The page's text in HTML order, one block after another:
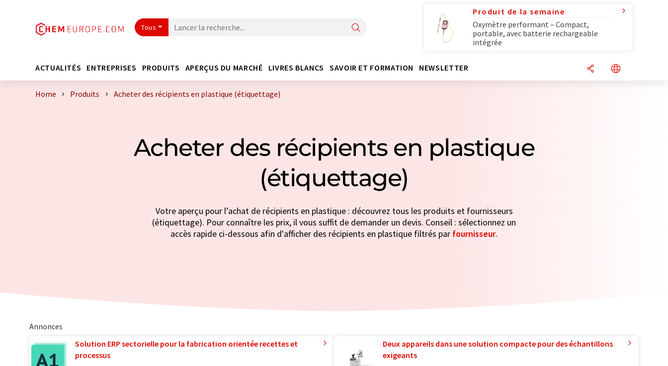
Tous
Produit de la semaine
Oxymètre performant – Compact,
portable, avec batterie rechargeable
intégrée
ACTUALITÉS ENTREPRISES PRODUITS APERÇUS DU MARCHÉ LIVRES BLANCS SAVOIR ET FORMATION NEWSLETTER
Home Produits Acheter des récipients en plastique (étiquettage)
Acheter des récipients en plastique
(étiquettage)
Votre aperçu pour l’achat de récipients en plastique : découvrez tous les produits et fournisseurs
(étiquettage). Pour connaître les prix, il vous suffit de demander un devis. Conseil : sélectionnez un
accès rapide ci-dessous afin d'afficher des récipients en plastique filtrés par fournisseur.
Annonces
Solution ERP sectorielle pour la fabrication orientée recettes et
processus
Deux appareils dans une solution compacte pour des échantillons
exigeants